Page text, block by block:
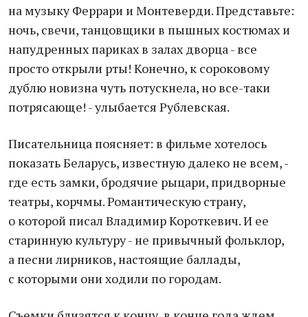
на музыку Феррари и Монтеверди. Представьте:
ночь, свечи, танцовщики в пышных костюмах и
напудренных париках в залах дворца - все
просто открыли рты! Конечно, к сороковому
дублю новизна чуть потускнела, но все-таки
потрясающе! - улыбается Рублевская.
Писательница поясняет: в фильме хотелось
показать Беларусь, известную далеко не всем, -
где есть замки, бродячие рыцари, придворные
театры, корчмы. Романтическую страну,
о которой писал Владимир Короткевич. И ее
старинную культуру - не привычный фольклор,
а песни лирников, настоящие баллады,
с которыми они ходили по городам.